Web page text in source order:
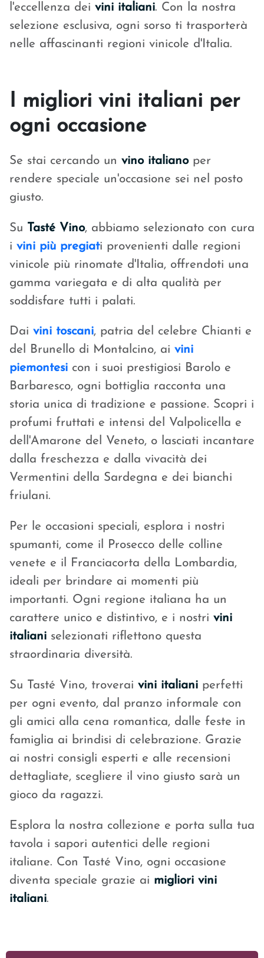
l'eccellenza dei vini italiani. Con la nostra
selezione esclusiva, ogni sorso ti trasporterà
nelle affascinanti regioni vinicole d'Italia.
I migliori vini italiani per
ogni occasione
Se stai cercando un vino italianoper
rendere speciale un'occasione sei nel posto
giusto.
Su Tasté Vino, abbiamo selezionato con cura
i vini più pregiati provenienti dalle regioni
vinicole più rinomate d'Italia, offrendoti una
gamma variegata e di alta qualità per
soddisfare tutti i palati.
Dai vini toscani, patria del celebre Chianti e
del Brunello di Montalcino, ai vini
piemontesicon i suoi prestigiosi Barolo e
Barbaresco, ogni bottiglia racconta una
storia unica di tradizione e passione. Scopri i
profumi fruttati e intensi del Valpolicella e
dell'Amarone del Veneto, o lasciati incantare
dalla freschezza e dalla vivacità dei
Vermentini della Sardegna e dei bianchi
friulani.
Per le occasioni speciali, esplora i nostri
spumanti, come il Prosecco delle colline
venete e il Franciacorta della Lombardia,
ideali per brindare ai momenti più
importanti. Ogni regione italiana ha un
carattere unico e distintivo, e i nostri vini
italianiselezionati riflettono questa
straordinaria diversità.
Su Tasté Vino, troverai vini italianiperfetti
per ogni evento, dal pranzo informale con
gli amici alla cena romantica, dalle feste in
famiglia ai brindisi di celebrazione. Grazie
ai nostri consigli esperti e alle recensioni
dettagliate, scegliere il vino giusto sarà un
gioco da ragazzi.
Esplora la nostra collezione e porta sulla tua
tavola i sapori autentici delle regioni
italiane. Con Tasté Vino, ogni occasione
diventa speciale grazie ai migliori vini
italiani.